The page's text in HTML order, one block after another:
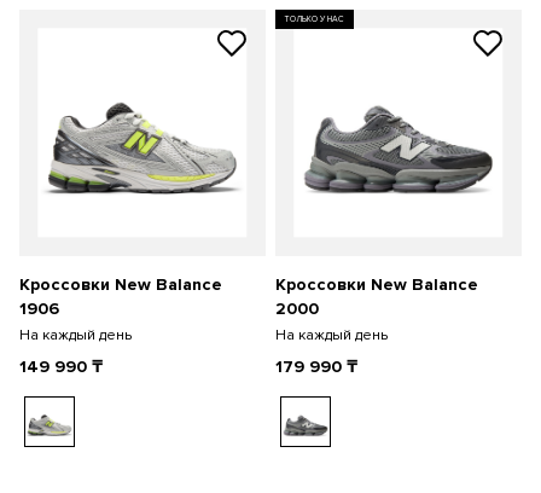
Кроссовки New Balance
1906
На каждый день
149 990 ₸
ТОЛЬКО У НАС
Кроссовки New Balance
2000
На каждый день
179 990 ₸